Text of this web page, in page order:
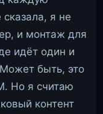
я не
и монтаж для
идёт один и
быть, это
Но я считаю
контент